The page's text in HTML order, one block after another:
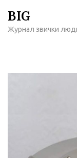
содержимому
BIG
Журнал звички